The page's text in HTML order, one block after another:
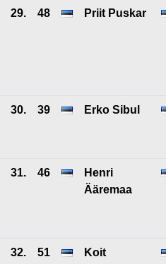
29. 48 Priit Puskar
30. 39 Erko Sibul
31. 46
Henri
Ääremaa
32. 51
Koit